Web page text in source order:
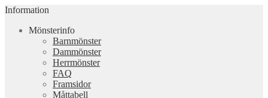
Information
Mönsterinfo
Barnmönster
Dammönster
Herrmönster
FAQ
Framsidor
Måttabell